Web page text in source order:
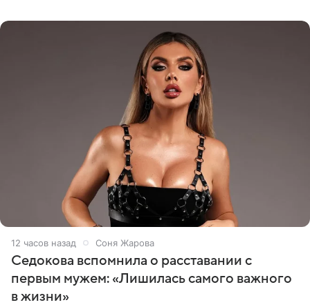
12 часов назад Соня Жарова
Седокова вспомнила о расставании с
первым мужем: «Лишилась самого важного
в жизни»